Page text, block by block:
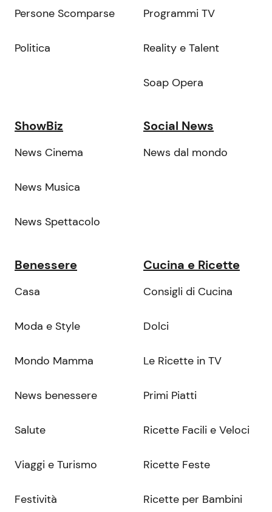
Persone Scomparse
Politica
Programmi TV
Reality e Talent
Soap Opera
ShowBiz
News Cinema
News Musica
News Spettacolo
Social News
News dal mondo
Benessere
Casa
Moda e Style
Mondo Mamma
News benessere
Salute
Viaggi e Turismo
Festività
Cucina e Ricette
Consigli di Cucina
Dolci
Le Ricette in TV
Primi Piatti
Ricette Facili e Veloci
Ricette Feste
Ricette per Bambini